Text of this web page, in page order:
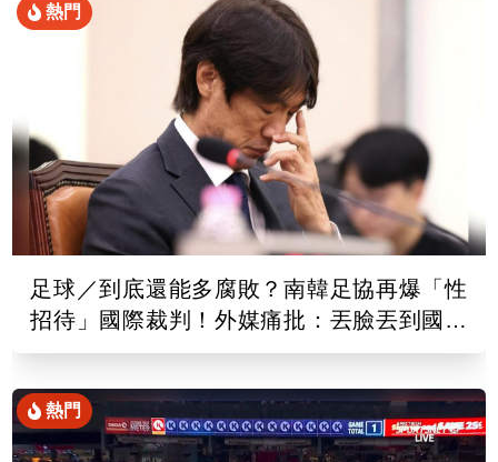
熱門
足球／到底還能多腐敗？南韓足協再爆「性
招待」國際裁判！外媒痛批：丟臉丟到國外
去
熱門